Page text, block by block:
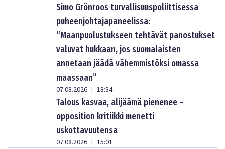
Simo Grönroos turvallisuuspoliittisessa
puheenjohtajapaneelissa:
“Maanpuolustukseen tehtävät panostukset
valuvat hukkaan, jos suomalaisten
annetaan jäädä vähemmistöksi omassa
maassaan”
07.08.2026 | 18:34
Talous kasvaa, alijäämä pienenee –
opposition kritiikki menetti
uskottavuutensa
07.08.2026 | 15:01